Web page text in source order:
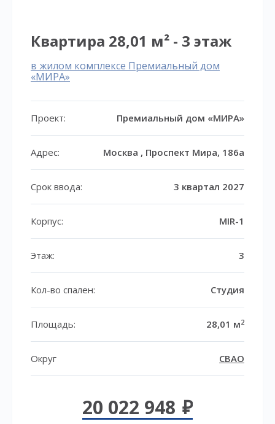
Квартира 28,01 м² - 3 этаж
в жилом комплексе Премиальный дом
«МИРА»
Проект: Премиальный дом «МИРА»
Адрес: Москва , Проспект Мира, 186а
Срок ввода: 3 квартал 2027
Корпус: MIR-1
Этаж: 3
Кол-во спален: Студия
Площадь: 28,01 м2
Округ СВАО
20 022 948